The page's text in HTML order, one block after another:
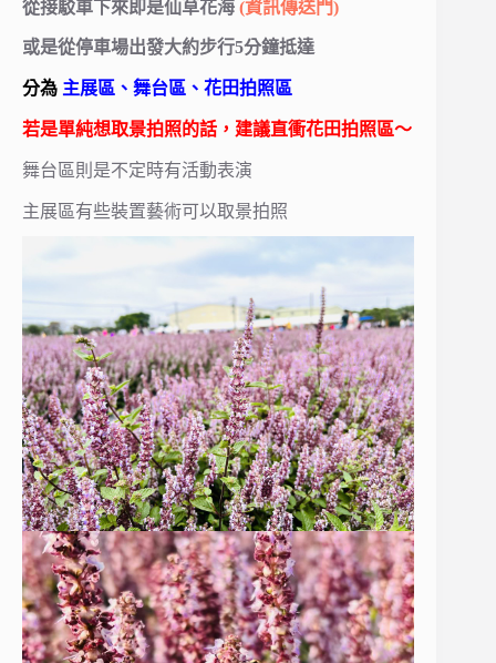
從接駁車下來即是仙草花海 (資訊傳送門)
或是從停車場出發大約步行5分鐘抵達
分為 主展區、舞台區、花田拍照區
若是單純想取景拍照的話，建議直衝花田拍照區～
舞台區則是不定時有活動表演
主展區有些裝置藝術可以取景拍照